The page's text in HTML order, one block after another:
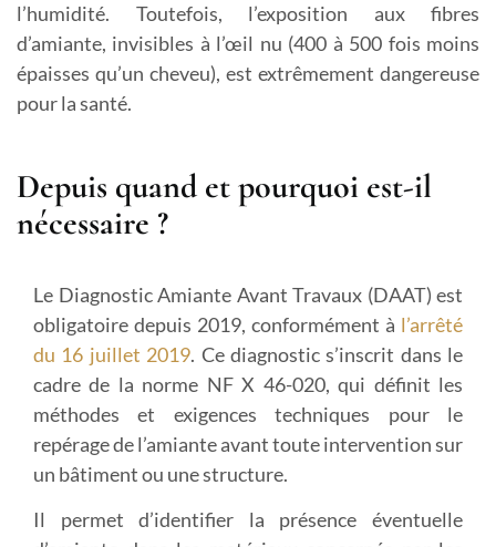
l’humidité. Toutefois, l’exposition aux fibres
d’amiante, invisibles à l’œil nu (400 à 500 fois moins
épaisses qu’un cheveu), est extrêmement dangereuse
pour la santé.
Depuis quand et pourquoi est-il
nécessaire ?
Le Diagnostic Amiante Avant Travaux (DAAT) est
obligatoire depuis 2019, conformément à l’arrêté
du 16 juillet 2019. Ce diagnostic s’inscrit dans le
cadre de la norme NF X 46-020, qui définit les
méthodes et exigences techniques pour le
repérage de l’amiante avant toute intervention sur
un bâtiment ou une structure.
Il permet d’identifier la présence éventuelle